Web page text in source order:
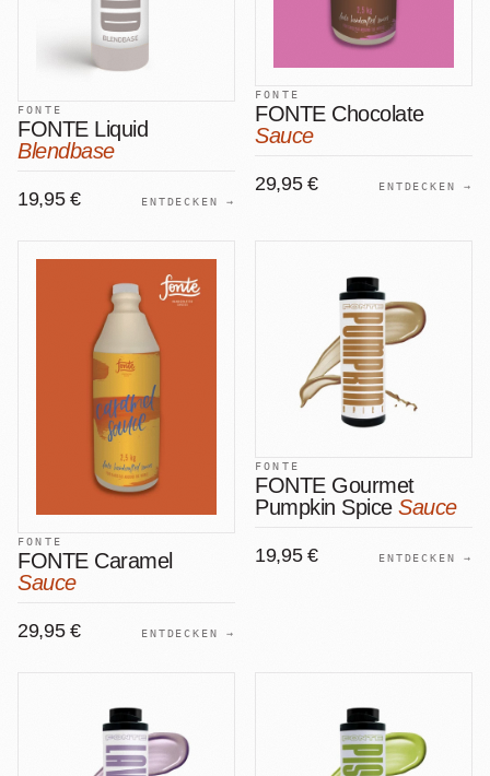
FONTE
FONTE Liquid
Blendbase
19,95 € ENTDECKEN →
FONTE
FONTE Chocolate
Sauce
29,95 € ENTDECKEN →
FONTE
FONTE Caramel
Sauce
29,95 € ENTDECKEN →
FONTE
FONTE Gourmet
Pumpkin Spice Sauce
19,95 € ENTDECKEN →